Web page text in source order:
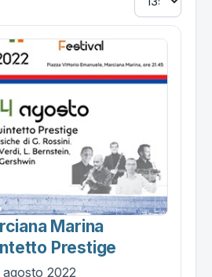
Marina
Prestige
2022